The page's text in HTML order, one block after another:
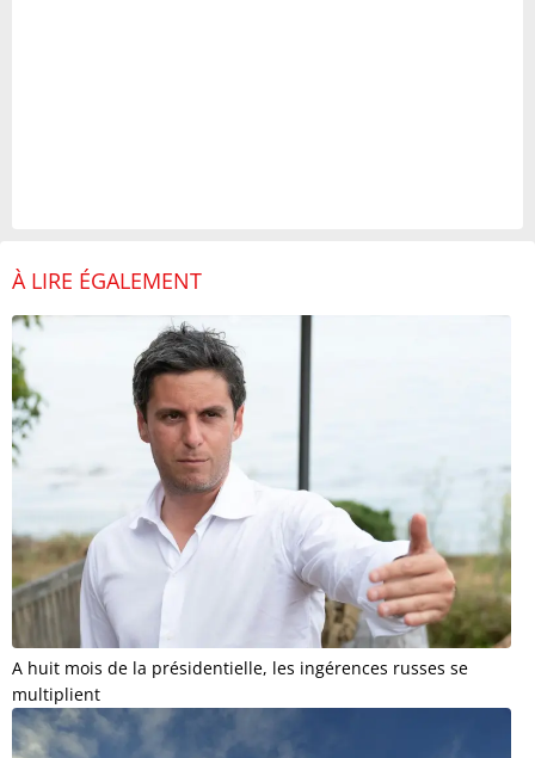
À LIRE ÉGALEMENT
A huit mois de la présidentielle, les ingérences russes se
multiplient